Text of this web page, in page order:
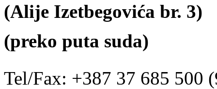
(Alije Izetbegovića br. 3)
(preko puta suda)
Tel/Fax: +387 37 685 500